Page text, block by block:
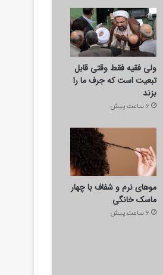
ولی فقیه فقط وقتی قابل
تبعیت است که جرف ما را
بزند
6 ساعت پیش
موهای نرم و شفاف با چهار
ماسک خانگی
6 ساعت پیش